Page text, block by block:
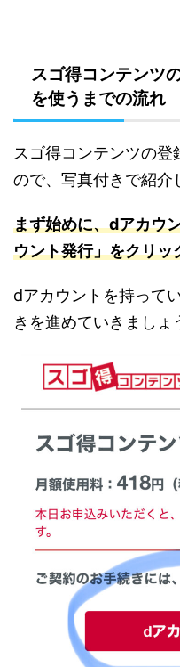
スゴ得コンテンツ
を使うまでの流れ
スゴ得コンテンツの
ので、写真付きで紹介
まず始めに、dアカウ
ウント発行」をクリッ
dアカウントを持って
きを進めていきましょ